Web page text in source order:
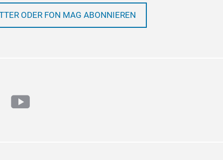
ODER FON MAG ABONNIEREN
youtube